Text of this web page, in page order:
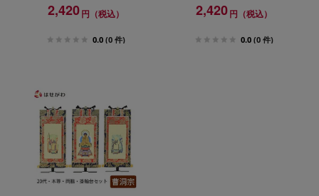
2,420円（税込）
0.0 (0 件)
2,420円（税込）
0.0 (0 件)